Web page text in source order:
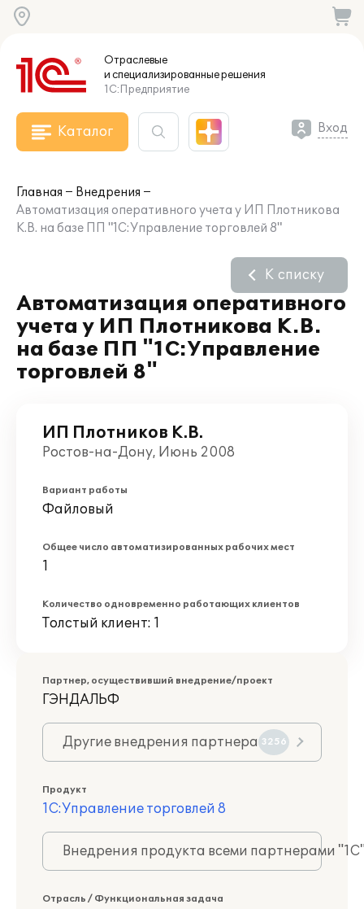
Отраслевые
и специализированныерешения
1С:Предприятие
Каталог Вход
Главная
Внедрения
Автоматизация оперативного учета у ИП Плотникова
К.В. на базе ПП "1С:Управление торговлей 8"
Автоматизация оперативного
учета у ИП Плотникова К.В.
на базе ПП "1С:Управление
торговлей 8"
К списку
ИП Плотников К.В.
Ростов-на-Дону, Июнь 2008
Вариант работы
Файловый
Общее число автоматизированных рабочих мест
1
Количество одновременно работающих клиентов
Толстый клиент: 1
Партнер, осуществивший внедрение/проект
ГЭНДАЛЬФ
Другие внедрения партнера 3256
Продукт
1С:Управление торговлей 8
Внедрения продукта всеми партнерами
Отрасль / Функциональная задача